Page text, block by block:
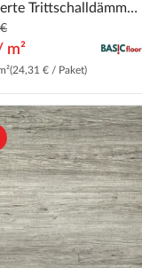
Trittschalldämmung
m²
(24,31 € / Paket)